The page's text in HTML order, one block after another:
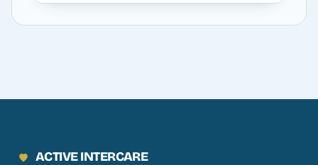
ACTIVE INTERCARE